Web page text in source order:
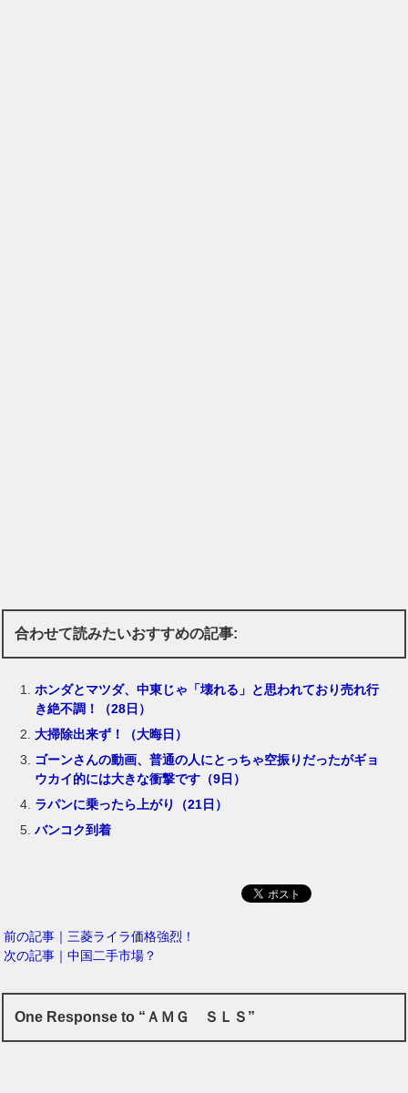
合わせて読みたいおすすめの記事:
ホンダとマツダ、中東じゃ「壊れる」と思われており売れ行
き絶不調！（28日）
大掃除出来ず！（大晦日）
ゴーンさんの動画、普通の人にとっちゃ空振りだったがギョ
ウカイ的には大きな衝撃です（9日）
ラパンに乗ったら上がり（21日）
バンコク到着
前の記事｜三菱ライラ価格強烈！
次の記事｜中国二手市場？
One Response to “ＡＭＧ ＳＬＳ”